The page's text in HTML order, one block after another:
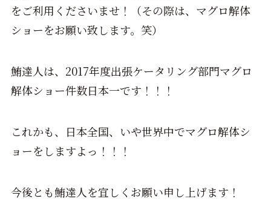
をご利用くださいませ！（その際は、マグロ解体
ショーをお願い致します。笑）
鮪達人は、2017年度出張ケータリング部門マグロ
解体ショー件数日本一です！！！
これかも、日本全国、いや世界中でマグロ解体シ
ョーをしますよっ！！！
今後とも鮪達人を宜しくお願い申し上げます！